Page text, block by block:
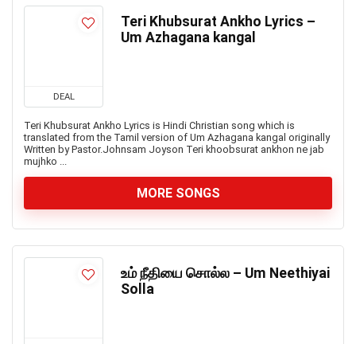
DEAL
Teri Khubsurat Ankho Lyrics –
Um Azhagana kangal
Teri Khubsurat Ankho Lyrics is Hindi Christian song which is
translated from the Tamil version of Um Azhagana kangal originally
Written by Pastor.Johnsam Joyson Teri khoobsurat ankhon ne jab
mujhko ...
MORE SONGS
உம் நீதியை சொல்ல – Um Neethiyai
Solla